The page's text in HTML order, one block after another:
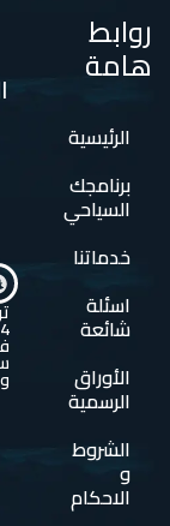
روابط
هامة
الرئيسية
برنامجك
السياحي
خدماتنا
اسئلة
شائعة
الأوراق
الرسمية
الشروط
و
الاحكام